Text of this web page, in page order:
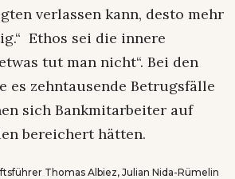
verlassen kann, desto mehr
Ethos sei die innere
tut man nicht“. Bei den
es zehntausende Betrugsfälle
sich Bankmitarbeiter auf
bereichert hätten.
Thomas Albiez, Julian Nida-Rümelin